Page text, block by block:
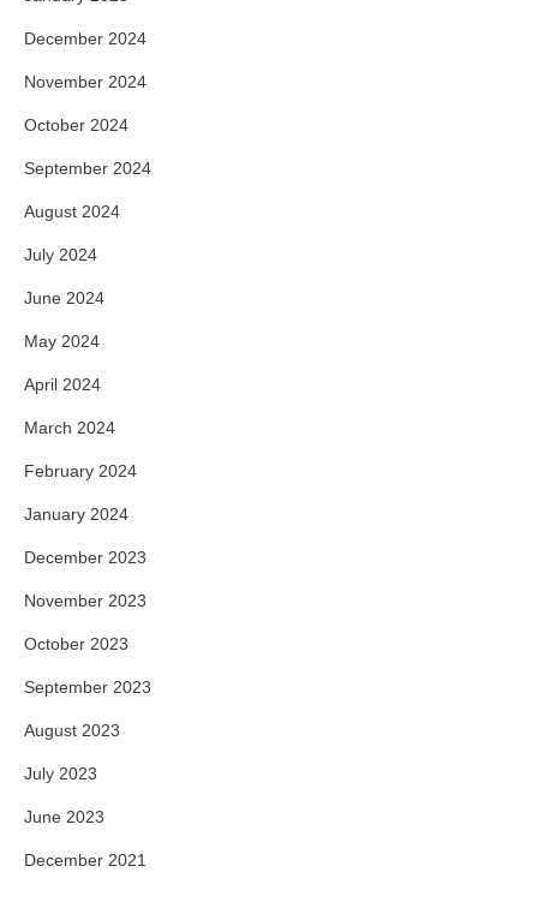
December 2024
November 2024
October 2024
September 2024
August 2024
July 2024
June 2024
May 2024
April 2024
March 2024
February 2024
January 2024
December 2023
November 2023
October 2023
September 2023
August 2023
July 2023
June 2023
December 2021